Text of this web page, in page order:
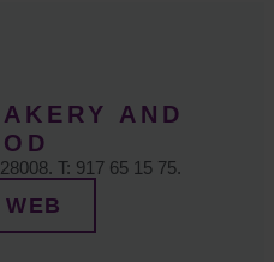
AND
T: 917 65 15 75.